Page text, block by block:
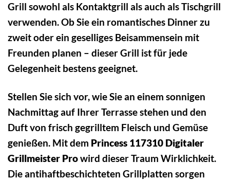
Grill sowohl als Kontaktgrill als auch als Tischgrill
verwenden. Ob Sie ein romantisches Dinner zu
zweit oder ein geselliges Beisammensein mit
Freunden planen – dieser Grill ist für jede
Gelegenheit bestens geeignet.
Stellen Sie sich vor, wie Sie an einem sonnigen
Nachmittag auf Ihrer Terrasse stehen und den
Duft von frisch gegrilltem Fleisch und Gemüse
genießen. Mit dem Princess 117310 Digitaler
Grillmeister Prowird dieser Traum Wirklichkeit.
Die antihaftbeschichteten Grillplatten sorgen